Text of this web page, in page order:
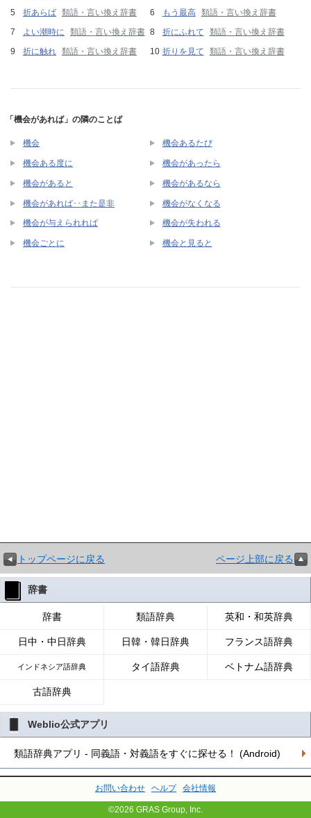
折あらば 類語・言い換え辞書 もう最高 類語・言い換え辞書
よい潮時に
類語・言い換え辞書 折にふれて
類語・言い換え辞書
折に触れ 類語・言い換え辞書 折りを見て 類語・言い換え辞書
「機会があれば」の隣のことば
機会 機会あるたび
機会ある度に 機会があったら
機会があると 機会があるなら
機会があれば･･また是非 機会がなくなる
機会が与えられれば 機会が失われる
機会ごとに 機会と見ると
トップページに戻る ページ上部に戻る
辞書
辞書 類語辞典 英和・和英辞典
日中・中日辞典 日韓・韓日辞典 フランス語辞典
インドネシア語辞典 タイ語辞典 ベトナム語辞典
古語辞典
Weblio公式アプリ
類語辞典アプリ - 同義語・対義語をすぐに探せる！ (Android)
お問い合わせ ヘルプ 会社情報
©2026 GRAS Group, Inc.